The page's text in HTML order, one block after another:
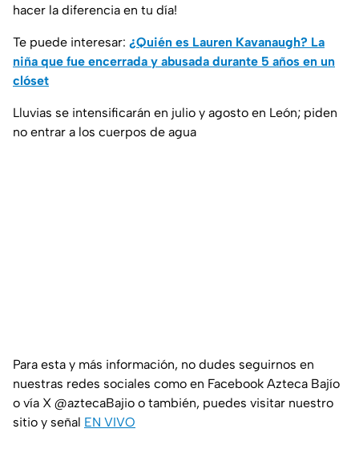
hacer la diferencia en tu día!
Te puede interesar: ¿Quién es Lauren Kavanaugh? La
niña que fue encerrada y abusada durante 5 años en un
clóset
Lluvias se intensificarán en julio y agosto en León; piden
no entrar a los cuerpos de agua
Para esta y más información, no dudes seguirnos en
nuestras redes sociales como en Facebook Azteca Bajío
o vía X @aztecaBajio o también, puedes visitar nuestro
sitio y señal EN VIVO